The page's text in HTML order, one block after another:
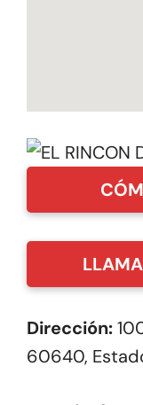
Dirección:
60640,